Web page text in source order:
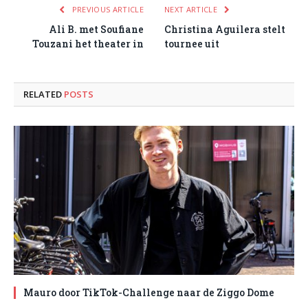
PREVIOUS ARTICLE
Ali B. met Soufiane
Touzani het theater in
NEXT ARTICLE
Christina Aguilera stelt
tournee uit
RELATED POSTS
Mauro door TikTok-Challenge naar de Ziggo Dome